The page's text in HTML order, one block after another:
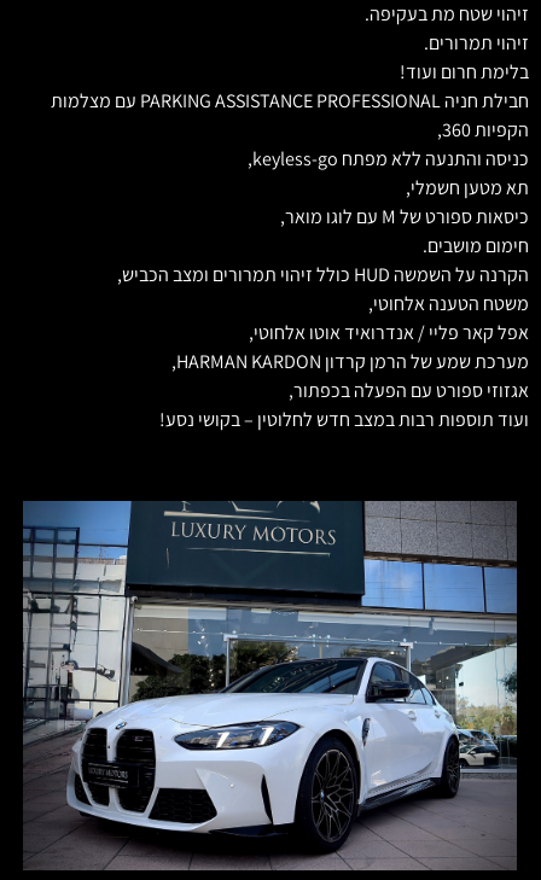
זיהוי שטח מת בעקיפה.
זיהוי תמרורים.
בלימת חרום ועוד!
חבילת חניה PARKING ASSISTANCE PROFESSIONAL עם מצלמות
הקפיות 360,
כניסה והתנעה ללא מפתח keyless-go,
תא מטען חשמלי,
כיסאות ספורט של M עם לוגו מואר,
חימום מושבים.
הקרנה על השמשה HUD כולל זיהוי תמרורים ומצב הכביש,
משטח הטענה אלחוטי,
אפל קאר פליי / אנדרואיד אוטו אלחוטי,
מערכת שמע של הרמן קרדון HARMAN KARDON,
אגזוזי ספורט עם הפעלה בכפתור,
ועוד תוספות רבות במצב חדש לחלוטין – בקושי נסע!